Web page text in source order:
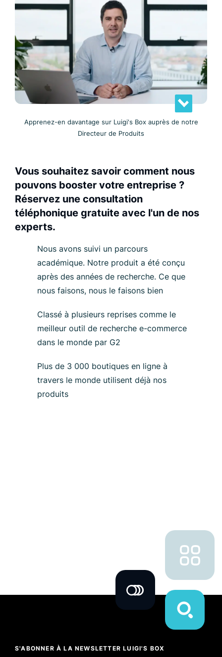
Apprenez-en davantage sur Luigi's Box auprès de notre
Directeur de Produits
Vous souhaitez savoir comment nous
pouvons booster votre entreprise ?
Réservez une consultation
téléphonique gratuite avec l'un de nos
experts.
Nous avons suivi un parcours
académique. Notre produit a été conçu
après des années de recherche. Ce que
nous faisons, nous le faisons bien
Classé à plusieurs reprises comme le
meilleur outil de recherche e-commerce
dans le monde par G2
Plus de 3 000 boutiques en ligne à
travers le monde utilisent déjà nos
produits
S'ABONNER À LA NEWSLETTER LUIGI'S BOX